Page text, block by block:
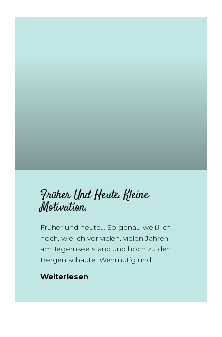
Früher Und Heute. Kleine
Motivation.
Früher und heute… So genau weiß ich
noch, wie ich vor vielen, vielen Jahren
am Tegernsee stand und hoch zu den
Bergen schaute. Wehmütig und
Weiterlesen